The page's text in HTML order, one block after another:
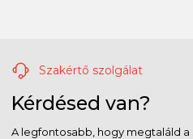
Szakértő szolgálat
Kérdésed van?
A legfontosabb, hogy megtaláld